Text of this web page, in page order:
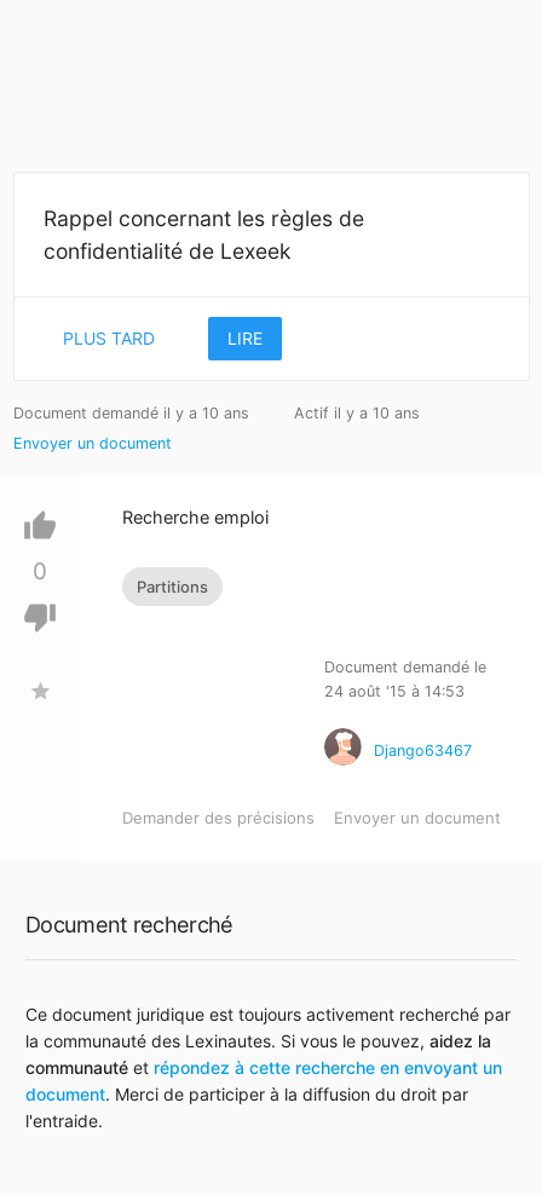
Rappel concernant les règles de
confidentialité de Lexeek
PLUS TARD LIRE
Document demandé il y a 10 ans
Actif il y a 10 ans
Envoyer un document
thumb_up
0
thumb_down
star
Recherche emploi
Partitions
Document demandé le
24 août '15 à 14:53
Django63467
Demander des précisions Envoyer un document
Document recherché
Ce document juridique est toujours activement recherché par
la communauté des Lexinautes. Si vous le pouvez, aidez la
communauté et répondez à cette recherche en envoyant un
document. Merci de participer à la diffusion du droit par
l'entraide.